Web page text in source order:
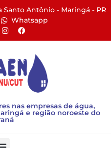
Santo Antônio - Maringá - PR​
Whatsapp
nas empresas de água,
e região noroeste do